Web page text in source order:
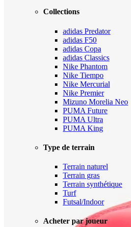
Collections
adidas Predator
adidas F50
adidas Copa
adidas Classics
Nike Phantom
Nike Tiempo
Nike Mercurial
Nike Premier
Mizuno Morelia Neo
PUMA Future
PUMA Ultra
PUMA King
Type de terrain
Terrain naturel
Terrain gras
Terrain synthétique
Turf
Futsal/Indoor
Acheter par joueur